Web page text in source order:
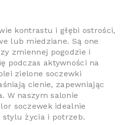
kontrastu i głębi ostrości,
lub miedziane. Są one
zmiennej pogodzie i
podczas aktywności na
zielone soczewki
cienie, zapewniając
W naszym salonie
soczewek idealnie
stylu życia i potrzeb.